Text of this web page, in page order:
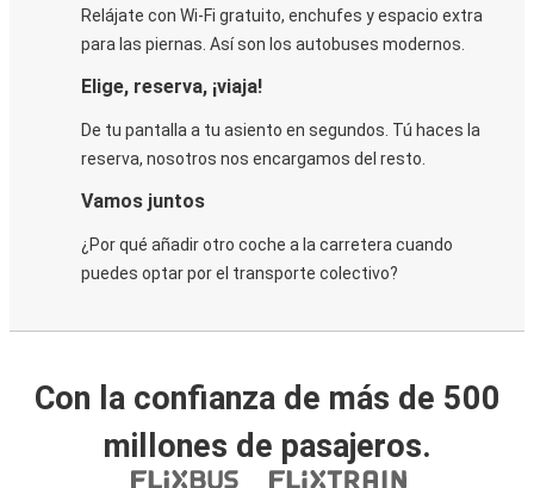
Relájate con Wi-Fi gratuito, enchufes y espacio extra
para las piernas. Así son los autobuses modernos.
Elige, reserva, ¡viaja!
De tu pantalla a tu asiento en segundos. Tú haces la
reserva, nosotros nos encargamos del resto.
Vamos juntos
¿Por qué añadir otro coche a la carretera cuando
puedes optar por el transporte colectivo?
Con la confianza de más de 500
millones de pasajeros.